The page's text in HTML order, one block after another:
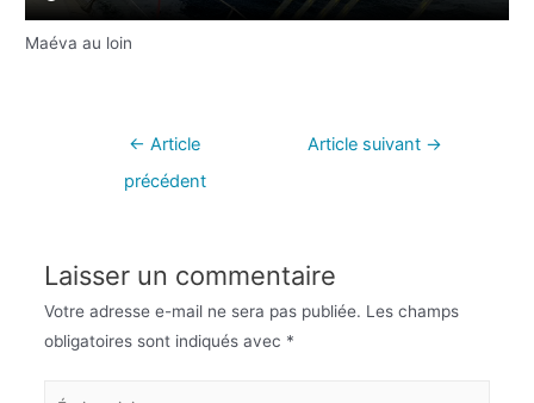
Maéva au loin
← Article
précédent
Article suivant →
Laisser un commentaire
Votre adresse e-mail ne sera pas publiée. Les champs
obligatoires sont indiqués avec *